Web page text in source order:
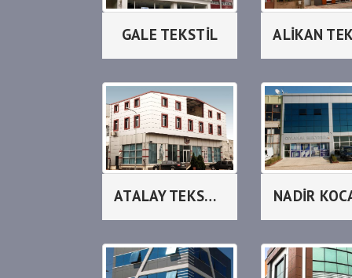
GALE TEKSTİL ALİKAN
ATALAY TEKSTİL_LİLAX NADİR